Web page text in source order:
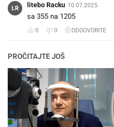
LR litebo Racku 10.07.2025.
sa 355 na 1205🤣🤣
0 0 ODGOVORITE
PROČITAJTE JOŠ